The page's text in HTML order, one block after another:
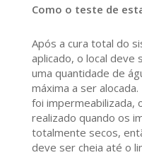
Como o teste de
Após a cura total do
aplicado, o local
uma quantidade de
máxima a ser
foi
realizado quando os
totalmente secos,
deve ser cheia até o